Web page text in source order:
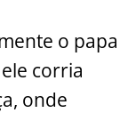
o papa
corria
onde